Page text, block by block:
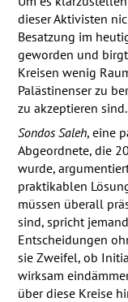
dieser Aktivisten
Besatzung im
geworden und
Kreisen wenig
Palästinenser zu
zu akzeptieren sind.
Sondos Saleh, eine
Abgeordnete, die
wurde,
praktikablen
müssen überall
sind, spricht
Entscheidungen
sie Zweifel, ob
wirksam
über diese Kreise